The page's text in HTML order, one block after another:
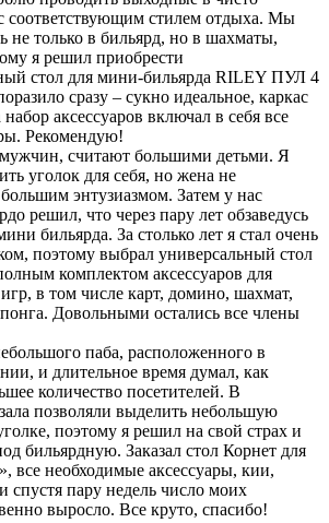
соответствующим стилем отдыха. Мы
не только в бильярд, но в шахматы,
я решил приобрести
стол для мини-бильярда RILEY ПУЛ 4
сразу – сукно идеальное, каркас
аксессуаров включал в себя все
Рекомендую!
считают большими детьми. Я
уголок для себя, но жена не
энтузиазмом. Затем у нас
решил, что через пару лет обзаведусь
бильярда. За столько лет я стал очень
поэтому выбрал универсальный стол
комплектом аксессуаров для
в том числе карт, домино, шахмат,
Довольными остались все члены
паба, расположенного в
и длительное время думал, как
количество посетителей. В
позволяли выделить небольшую
поэтому я решил на свой страх и
бильярдную. Заказал стол Корнет для
все необходимые аксессуары, кии,
спустя пару недель число моих
выросло. Все круто, спасибо!